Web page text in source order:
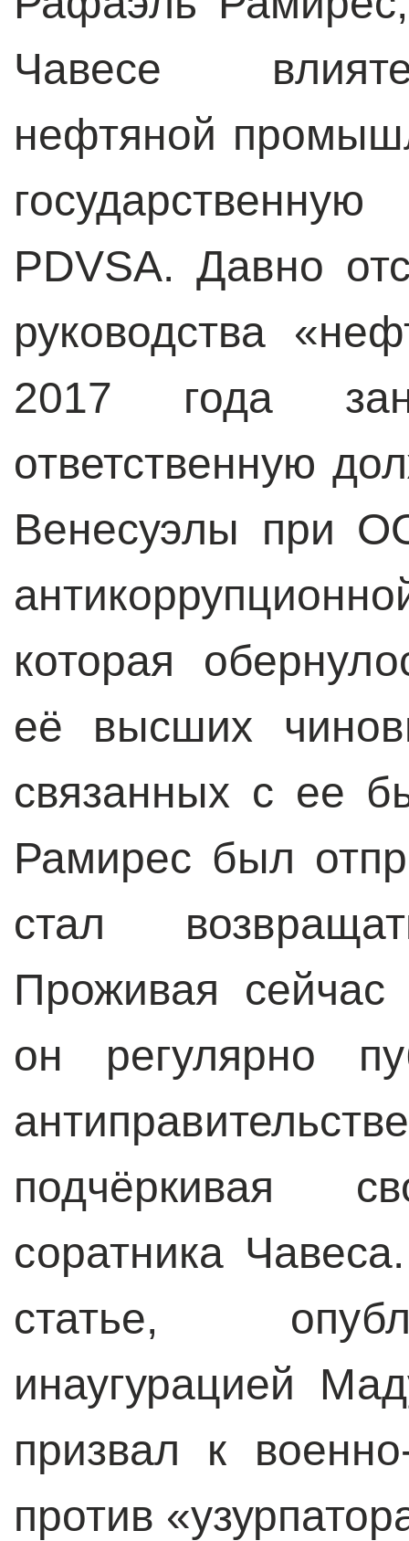
Чавесе
нефтяной
PDVSA. Давно
руководства
2017 года
ответственную
Венесуэлы при
которая
её высших
связанных с ее
Рамирес был
стал
Проживая сейчас
он регулярно
подчёркивая
соратника
статье,
инаугурацией
призвал к
против